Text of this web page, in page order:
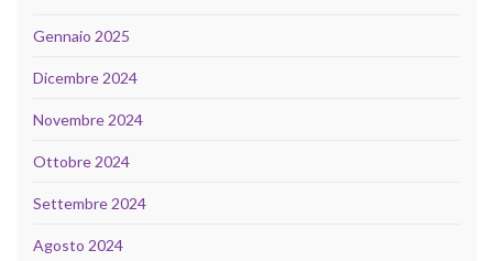
Gennaio 2025
Dicembre 2024
Novembre 2024
Ottobre 2024
Settembre 2024
Agosto 2024